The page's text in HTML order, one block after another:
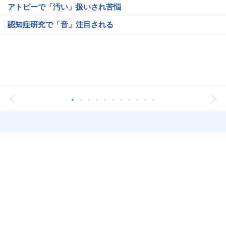
アトピーで「汚い」扱いされ苦悩
認知症研究で「音」注目される